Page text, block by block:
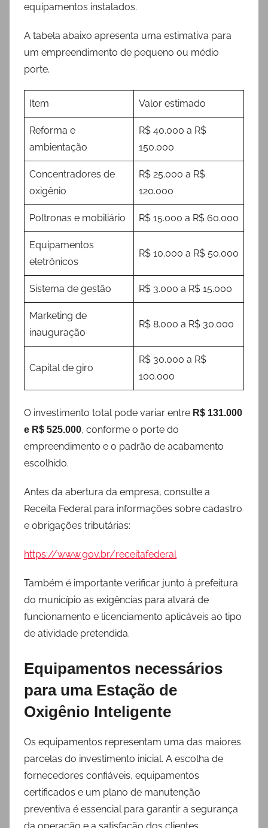
equipamentos instalados.
A tabela abaixo apresenta uma estimativa para
um empreendimento de pequeno ou médio
porte.
Item Valor estimado
Reforma e
ambientação
R$ 40.000 a R$
150.000
Concentradores de
oxigênio
R$ 25.000 a R$
120.000
Poltronas e mobiliário R$ 15.000 a R$ 60.000
Equipamentos
eletrônicos
R$ 10.000 a R$ 50.000
Sistema de gestão R$ 3.000 a R$ 15.000
Marketing de
inauguração
R$ 8.000 a R$ 30.000
Capital de giro
R$ 30.000 a R$
100.000
O investimento total pode variar entre R$ 131.000
e R$ 525.000, conforme o porte do
empreendimento e o padrão de acabamento
escolhido.
Antes da abertura da empresa, consulte a
Receita Federal para informações sobre cadastro
e obrigações tributárias:
https://www.gov.br/receitafederal
Também é importante verificar junto à prefeitura
do município as exigências para alvará de
funcionamento e licenciamento aplicáveis ao tipo
de atividade pretendida.
Equipamentos necessários
para uma Estação de
Oxigênio Inteligente
Os equipamentos representam uma das maiores
parcelas do investimento inicial. A escolha de
fornecedores confiáveis, equipamentos
certificados e um plano de manutenção
preventiva é essencial para garantir a segurança